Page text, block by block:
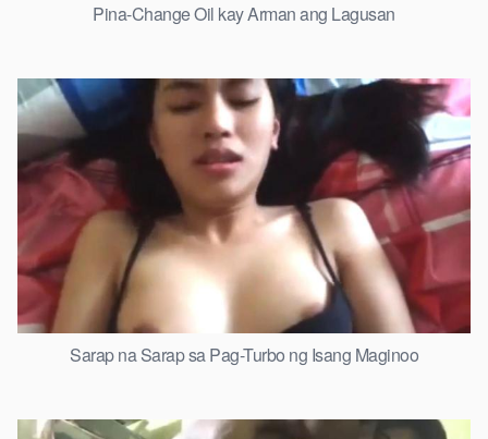
Pina-Change Oil kay Arman ang Lagusan
Sarap na Sarap sa Pag-Turbo ng Isang Maginoo